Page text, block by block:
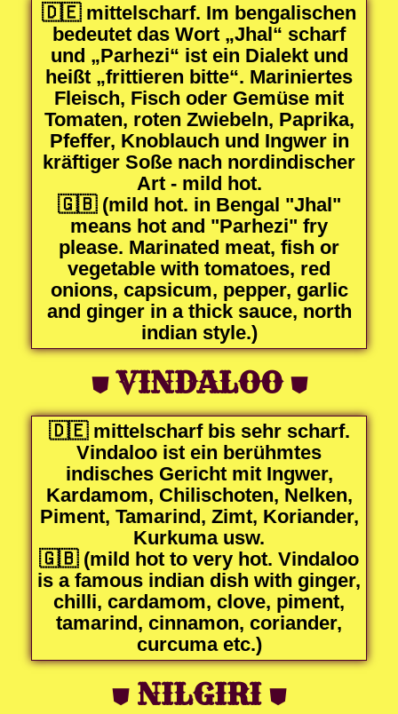
🇩🇪 mittelscharf. Im bengalischen
bedeutet das Wort „Jhal“ scharf
und „Parhezi“ ist ein Dialekt und
heißt „frittieren bitte“. Mariniertes
Fleisch, Fisch oder Gemüse mit
Tomaten, roten Zwiebeln, Paprika,
Pfeffer, Knoblauch und Ingwer in
kräftiger Soße nach nordindischer
Art - mild hot.
🇬🇧 (mild hot. in Bengal "Jhal"
means hot and "Parhezi" fry
please. Marinated meat, fish or
vegetable with tomatoes, red
onions, capsicum, pepper, garlic
and ginger in a thick sauce, north
indian style.)
⛊VINDALOO⛊
🇩🇪 mittelscharf bis sehr scharf.
Vindaloo ist ein berühmtes
indisches Gericht mit Ingwer,
Kardamom, Chilischoten, Nelken,
Piment, Tamarind, Zimt, Koriander,
Kurkuma usw.
🇬🇧 (mild hot to very hot. Vindaloo
is a famous indian dish with ginger,
chilli, cardamom, clove, piment,
tamarind, cinnamon, coriander,
curcuma etc.)
⛊ NILGIRI⛊